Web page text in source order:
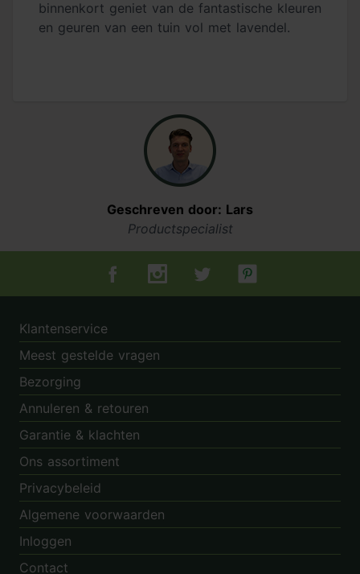
binnenkort geniet van de fantastische kleuren
en geuren van een tuin vol met lavendel.
Geschreven door: Lars
Productspecialist
Tuincentrum.nl op Facebook
Tuincentrum.nl op Instagram
Tuincentrum.nl op Twitter
Tuincentrum.nl op
Klantenservice
Meest gestelde vragen
Bezorging
Annuleren & retouren
Garantie & klachten
Ons assortiment
Privacybeleid
Algemene voorwaarden
Inloggen
Contact